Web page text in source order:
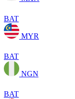
BAT
MYR
BAT
NGN
BAT